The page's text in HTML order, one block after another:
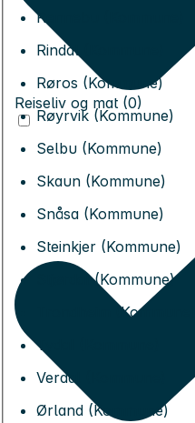
Rennebu (Kommune)
Rindal (Kommune)
Røros (Kommune)
Røyrvik (Kommune)
Selbu (Kommune)
Skaun (Kommune)
Snåsa (Kommune)
Steinkjer (Kommune)
Stjørdal (Kommune)
Trondheim (Kommune)
Tydal (Kommune)
Verdal (Kommune)
Ørland (Kommune)
Reiseliv og mat (0)